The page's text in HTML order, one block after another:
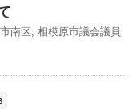
南区, 相模原市議会議員